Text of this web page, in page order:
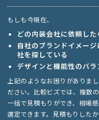
もしも今現在、
どの内装会社に依頼し
自社のブランドイメー
社を探している
デザインと機能性のバ
上記のようなお困りがありま
ださい。比較ビズでは、複数
一括で見積もりができ、相場
選定できます。見積もりした